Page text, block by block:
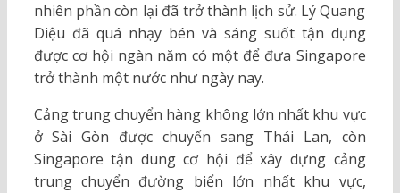
nhiên phần còn lại đã trở thành lịch sử. Lý Quang
Diệu đã quá nhạy bén và sáng suốt tận dụng
được cơ hội ngàn năm có một để đưa Singapore
trở thành một nước như ngày nay.
Cảng trung chuyển hàng không lớn nhất khu vực
ở Sài Gòn được chuyển sang Thái Lan, còn
Singapore tận dung cơ hội để xây dựng cảng
trung chuyển đường biển lớn nhất khu vực,